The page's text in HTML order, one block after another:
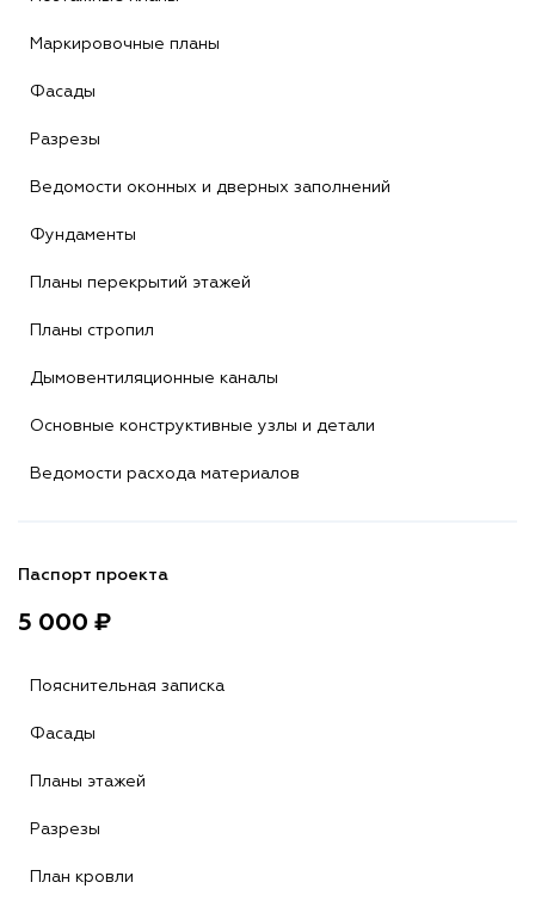
Маркировочные планы
Фасады
Разрезы
Ведомости оконных и дверных заполнений
Фундаменты
Планы перекрытий этажей
Планы стропил
Дымовентиляционные каналы
Основные конструктивные узлы и детали
Ведомости расхода материалов
Паспорт проекта
5 000 ₽
Пояснительная записка
Фасады
Планы этажей
Разрезы
План кровли